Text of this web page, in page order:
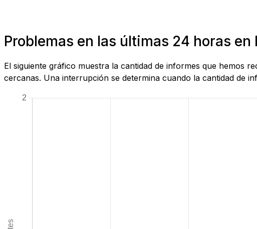
Problemas en las últimas 24 horas
El siguiente gráfico muestra la cantidad de informes que hemos
cercanas. Una interrupción se determina cuando la cantidad de